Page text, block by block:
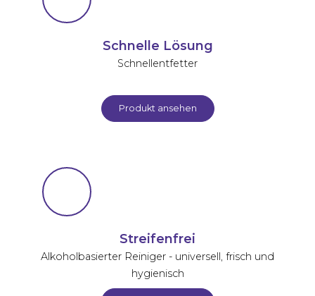
Schnelle Lösung
Schnellentfetter
Produkt ansehen
Streifenfrei
Alkoholbasierter Reiniger - universell, frisch und
hygienisch